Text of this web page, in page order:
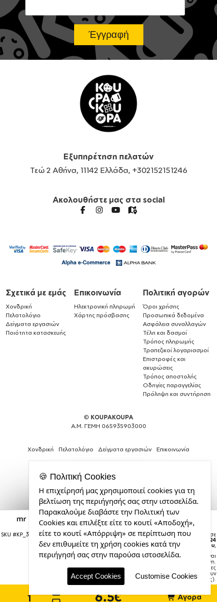
mr gingerbread, Στολίδι Χριστουγεννιάτικη μπάλα
δένδρου Πράσινο 8cm
SKU #KP_3724_bauble-green Η παραγγελία σας θα παραδοθεί σε
courier έως την Δευτέρα 24
Αυγούστου,
Σημείωση:Η παράδοση στο courier είναι
εκτιμώμενη.
1–3 εργάσιμες
ημέρες (ενδέχεται να υπάρξουν
καθυστερήσεις).
6.5€ Αγορά
Εξυπηρέτηση πελατών
Τεώ 2 Αθήνα, 11142 Ελλάδα, +302152151246
Ακολουθήστε μας στα social
Σχετικά με εμάς
Χονδρική
Πελατολόγιο
Δείγματα εργασιών
Ποιότητα κατασκευής
Επικοινωνία
Ηλεκτρονική πληρωμή
Χάρτης πρόσβασης
Πολιτική αγορών
Όροι χρήσης
Προσωπικά δεδομένα
Ασφάλεια συναλλαγών
Τέλη και δασμοί
Τρόπος πληρωμής
Τραπεζικοί λογαριασμοί
Επιστροφές και
ακυρώσεις
Τρόπος αποστολής
Οδηγίες παραγγελίας
Πρόληψη και συντήρηση
© KOUPAKOUPA
Α.Μ. ΓΕΜΗ 065935903000
Χονδρική Πελατολόγιο Δείγματα εργασιών Επικοινωνία
Θέλεις
και
εσύ
μια
επαγγελματική
ιστοσελίδα;
από
την
CDL.gr
🍪 Πολιτική Cookies
Η επιχείρησή μας χρησιμοποιεί cookies για τη
βελτίωση της περιήγησής σας στην ιστοσελίδα.
Παρακαλούμε διαβάστε την Πολιτική των
Cookies και επιλέξτε είτε το κουτί «Αποδοχή»,
είτε το κουτί «Απόρριψη» σε περίπτωση που
δεν επιθυμείτε τη χρήση cookies κατά την
περιήγησή σας στην παρούσα ιστοσελίδα.
Accept Cookies Customise Cookies